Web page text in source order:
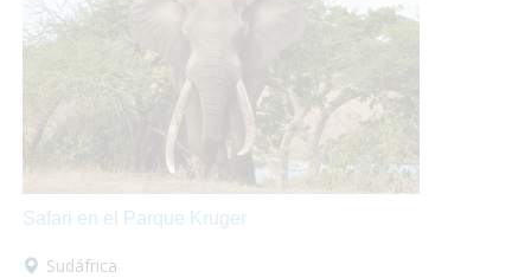
Safari en el Parque Kruger
Sudáfrica